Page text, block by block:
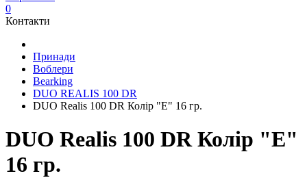
0
Контакти
Принади
Воблери
Bearking
DUO REALIS 100 DR
DUO Realis 100 DR Колір "E" 16 гр.
DUO Realis 100 DR Колір "E"
16 гр.